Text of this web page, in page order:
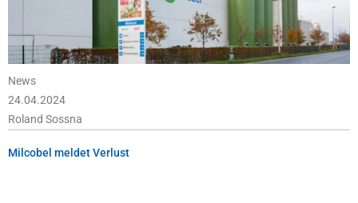
News
24.04.2024
Roland Sossna
Milcobel meldet Verlust